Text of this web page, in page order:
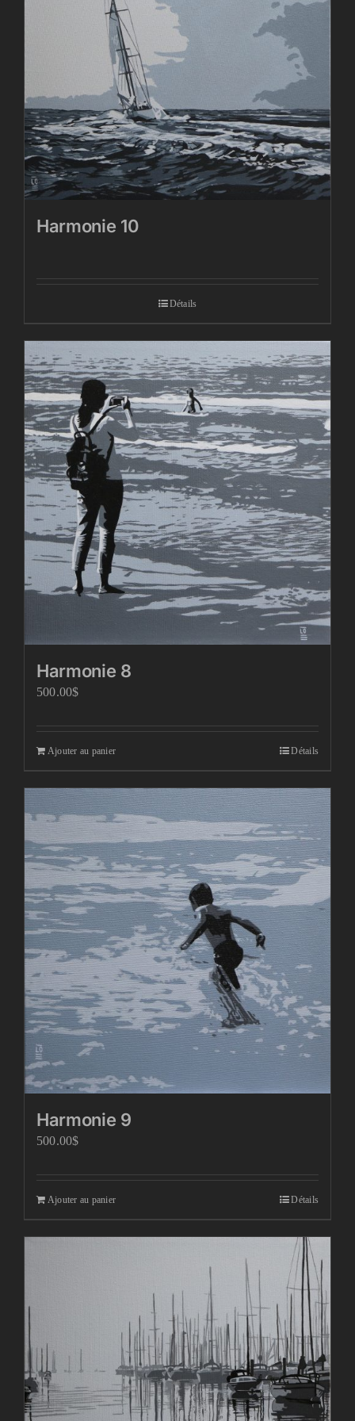
Harmonie 10
Détails
Harmonie 8
500.00$
Ajouter au panier Détails
Harmonie 9
500.00$
Ajouter au panier Détails